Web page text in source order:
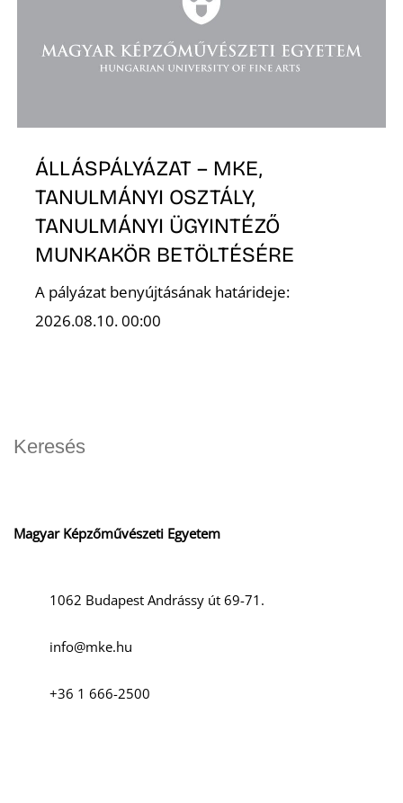
ÁLLÁSPÁLYÁZAT – MKE,
TANULMÁNYI OSZTÁLY,
TANULMÁNYI ÜGYINTÉZŐ
MUNKAKÖR BETÖLTÉSÉRE
A pályázat benyújtásának határideje:
2026.08.10. 00:00
Magyar Képzőművészeti Egyetem
1062 Budapest Andrássy út 69-71.
info@mke.hu
+36 1 666-2500